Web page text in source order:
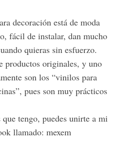
decoración está de moda
fácil de instalar, dan mucho
quieras sin esfuerzo.
productos originales, y uno
son los “vinilos para
pues son muy prácticos
tengo, puedes unirte a mi
llamado: mexem